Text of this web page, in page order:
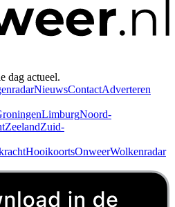
dag actueel.
NieuwsContactAdverteren
LimburgNoord-
ZeelandZuid-
HooikoortsOnweerWolkenradar